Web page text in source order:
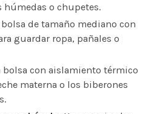
o chupetes.
bolsa de tamaño mediano con
guardar ropa, pañales o
bolsa con aislamiento térmico
materna o los biberones